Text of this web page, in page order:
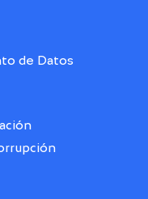
de Datos